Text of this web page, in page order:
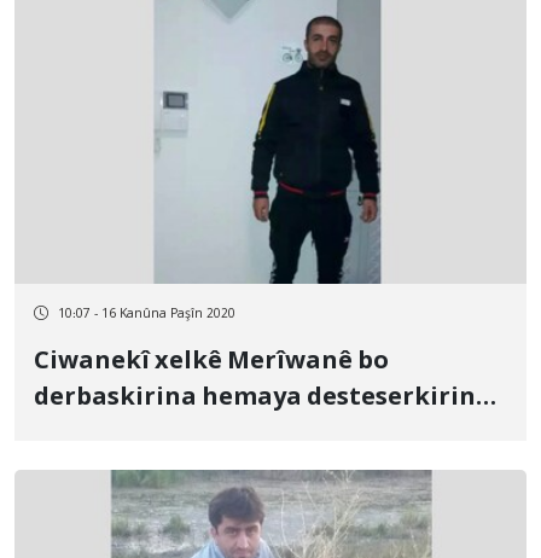
10:07 - 16 Kanûna Paşîn 2020
Ciwanekî xelkê Merîwanê bo
derbaskirina hemaya desteserkirina